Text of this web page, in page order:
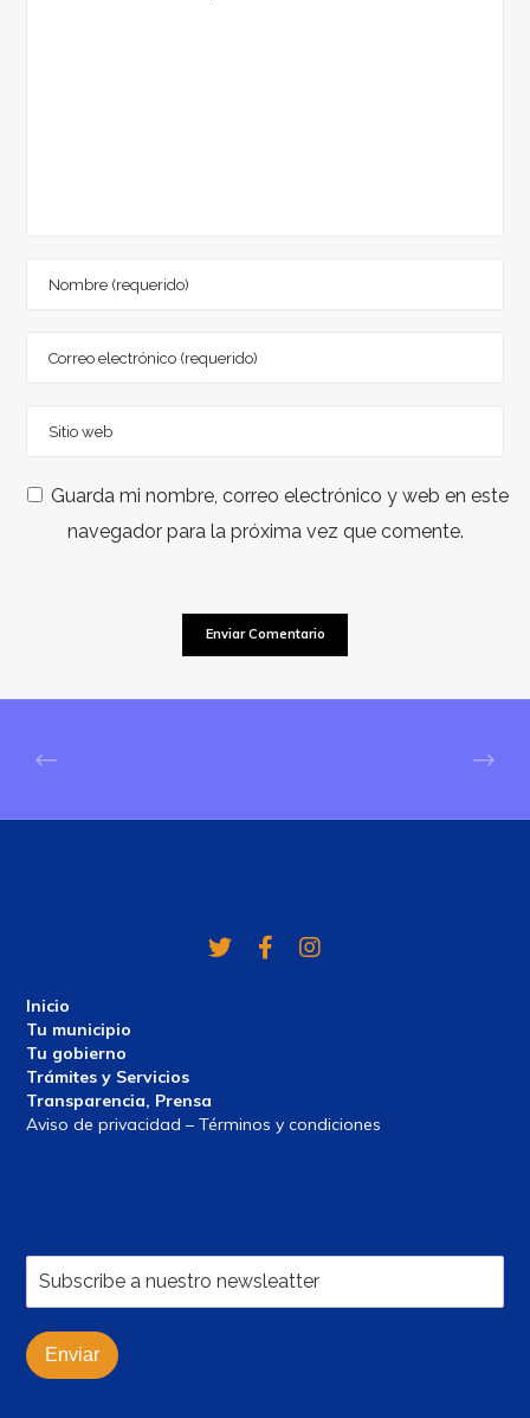
Guarda mi nombre, correo electrónico y web en este
navegador para la próxima vez que comente.
Inicio
Tu municipio
Tu gobierno
Trámites y Servicios
Transparencia, Prensa
Aviso de privacidad – Términos y condiciones
Enviar